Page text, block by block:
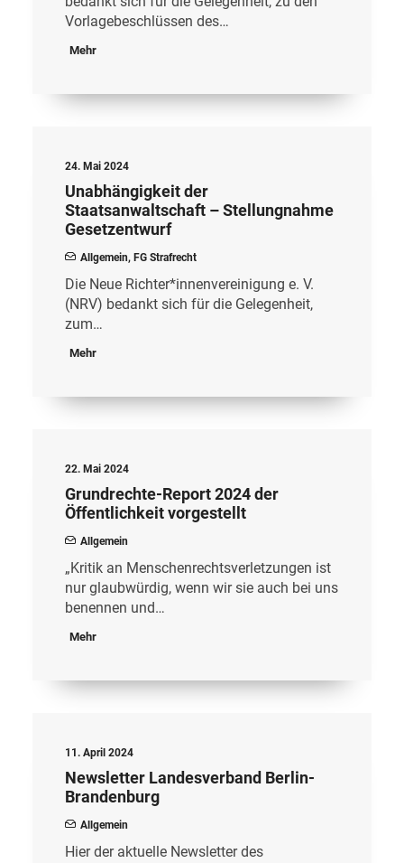
Vorlagebeschlüssen des…
Mehr
24. Mai 2024
Unabhängigkeit der
Staatsanwaltschaft – Stellungnahme
Gesetzentwurf
Allgemein, FG Strafrecht
Die Neue Richter*innenvereinigung e. V.
(NRV) bedankt sich für die Gelegenheit,
zum…
Mehr
22. Mai 2024
Grundrechte-Report 2024 der
Öffentlichkeit vorgestellt
Allgemein
„Kritik an Menschenrechtsverletzungen ist
nur glaubwürdig, wenn wir sie auch bei uns
benennen und…
Mehr
11. April 2024
Newsletter Landesverband Berlin-
Brandenburg
Allgemein
Hier der aktuelle Newsletter des